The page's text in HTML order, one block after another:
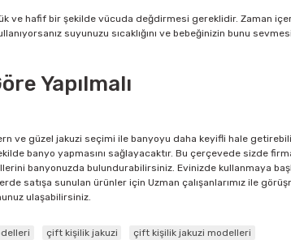
ve hafif bir şekilde vücuda değdirmesi gereklidir. Zaman
suyunuzu sıcaklığını ve bebeğinizin bunu
Yapılmalı
ve güzel jakuzi seçimi ile banyoyu daha keyifli hale
banyo yapmasını sağlayacaktır. Bu çerçevede sizde
banyonuzda bulundurabilirsiniz. Evinizde kullanmaya
satışa sunulan ürünler için Uzman çalışanlarımız ile
ulaşabilirsiniz.
çift kişilik jakuzi çift kişilik jakuzi modelleri